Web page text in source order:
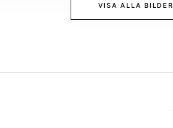
VISA ALLA BILDER